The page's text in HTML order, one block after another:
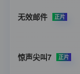
无效邮件 正片
惊声尖叫7 正片